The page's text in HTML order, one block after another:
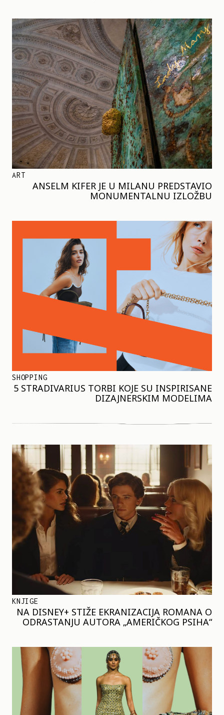
ART
ANSELM KIFER JE U MILANU PREDSTAVIO
MONUMENTALNU IZLOŽBU
SHOPPING
5 STRADIVARIUS TORBI KOJE SU INSPIRISANE
DIZAJNERSKIM MODELIMA
KNJIGE
NA DISNEY+ STIŽE EKRANIZACIJA ROMANA O
ODRASTANJU AUTORA „AMERIČKOG PSIHA“